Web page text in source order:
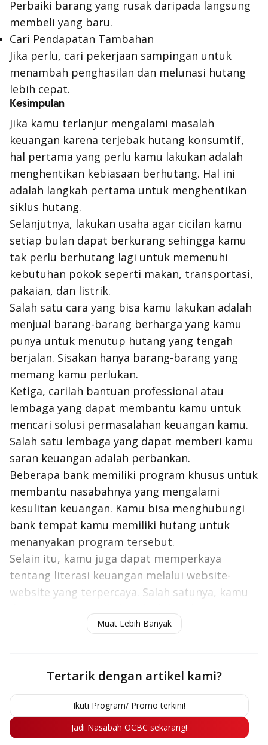
Perbaiki barang yang rusak daripada langsung
membeli yang baru.
Cari Pendapatan Tambahan
Jika perlu, cari pekerjaan sampingan untuk
menambah penghasilan dan melunasi hutang
lebih cepat.
Kesimpulan
Jika kamu terlanjur mengalami masalah
keuangan karena terjebak hutang konsumtif,
hal pertama yang perlu kamu lakukan adalah
menghentikan kebiasaan berhutang. Hal ini
adalah langkah pertama untuk menghentikan
siklus hutang.
Selanjutnya, lakukan usaha agar cicilan kamu
setiap bulan dapat berkurang sehingga kamu
tak perlu berhutang lagi untuk memenuhi
kebutuhan pokok seperti makan, transportasi,
pakaian, dan listrik.
Salah satu cara yang bisa kamu lakukan adalah
menjual barang-barang berharga yang kamu
punya untuk menutup hutang yang tengah
berjalan. Sisakan hanya barang-barang yang
memang kamu perlukan.
Ketiga, carilah bantuan professional atau
lembaga yang dapat membantu kamu untuk
mencari solusi permasalahan keuangan kamu.
Salah satu lembaga yang dapat memberi kamu
saran keuangan adalah perbankan.
Beberapa bank memiliki program khusus untuk
membantu nasabahnya yang mengalami
kesulitan keuangan. Kamu bisa menghubungi
bank tempat kamu memiliki hutang untuk
menanyakan program tersebut.
Selain itu, kamu juga dapat memperkaya
tentang literasi keuangan melalui website-
website yang terpercaya. Salah satunya, kamu
dan perbankan di halamanarticle
Muat Lebih Banyak
Tertarik dengan artikel kami?
Ikuti Program/ Promo terkini!
Jadi Nasabah OCBC sekarang!